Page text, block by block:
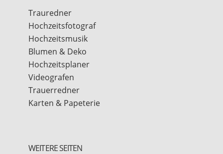
Trauredner
Hochzeitsfotograf
Hochzeitsmusik
Blumen & Deko
Hochzeitsplaner
Videografen
Trauerredner
Karten & Papeterie
WEITERE SEITEN